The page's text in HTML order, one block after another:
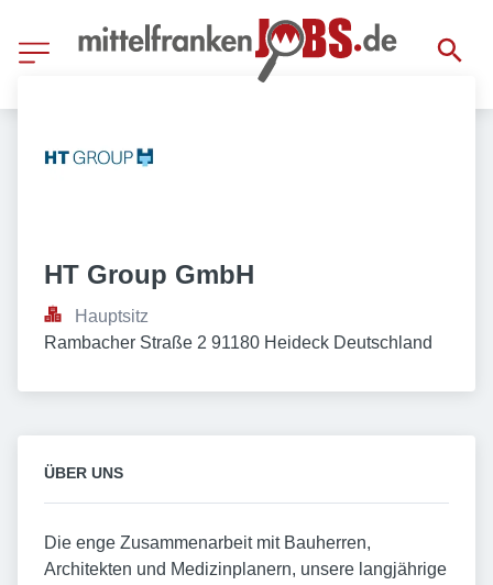
HT Group GmbH
Hauptsitz
Rambacher Straße 2 91180 Heideck Deutschland
ÜBER UNS
Die enge Zusammenarbeit mit Bauherren,
Architekten und Medizinplanern, unsere langjährige